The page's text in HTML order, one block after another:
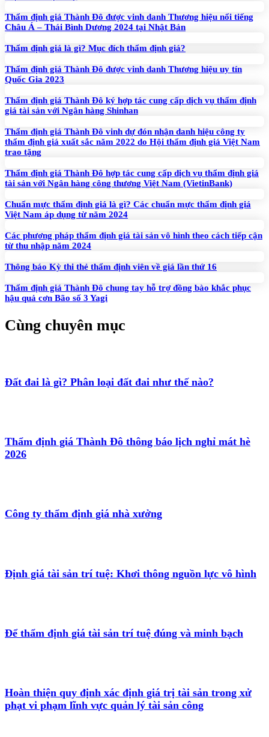
Thẩm định giá Thành Đô được vinh danh Thương hiệu nổi tiếng
Châu Á – Thái Bình Dương 2024 tại Nhật Bản
Thẩm định giá là gì? Mục đích thẩm định giá?
Thẩm định giá Thành Đô được vinh danh Thương hiệu uy tín
Quốc Gia 2023
Thẩm định giá Thành Đô ký hợp tác cung cấp dịch vụ thẩm định
giá tài sản với Ngân hàng Shinhan
Thẩm định giá Thành Đô vinh dự đón nhận danh hiệu công ty
thẩm định giá xuất sắc năm 2022 do Hội thẩm định giá Việt Nam
trao tặng
Thẩm định giá Thành Đô hợp tác cung cấp dịch vụ thẩm định giá
tài sản với Ngân hàng công thương Việt Nam (VietinBank)
Chuẩn mực thẩm định giá là gì? Các chuẩn mực thẩm định giá
Việt Nam áp dụng từ năm 2024
Các phương pháp thẩm định giá tài sản vô hình theo cách tiếp cận
từ thu nhập năm 2024
Thông báo Kỳ thi thẻ thẩm định viên về giá lần thứ 16
Thẩm định giá Thành Đô chung tay hỗ trợ đồng bào khắc phục
hậu quả cơn Bão số 3 Yagi
Cùng chuyên mục
Đất đai là gì? Phân loại đất đai như thế nào?
Thẩm định giá Thành Đô thông báo lịch nghỉ mát hè
2026
Công ty thẩm định giá nhà xưởng
Định giá tài sản trí tuệ: Khơi thông nguồn lực vô hình
Để thẩm định giá tài sản trí tuệ đúng và minh bạch
Hoàn thiện quy định xác định giá trị tài sản trong xử
phạt vi phạm lĩnh vực quản lý tài sản công